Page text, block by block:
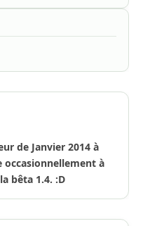
de Janvier 2014 à
occasionnellement à
bêta 1.4. :D